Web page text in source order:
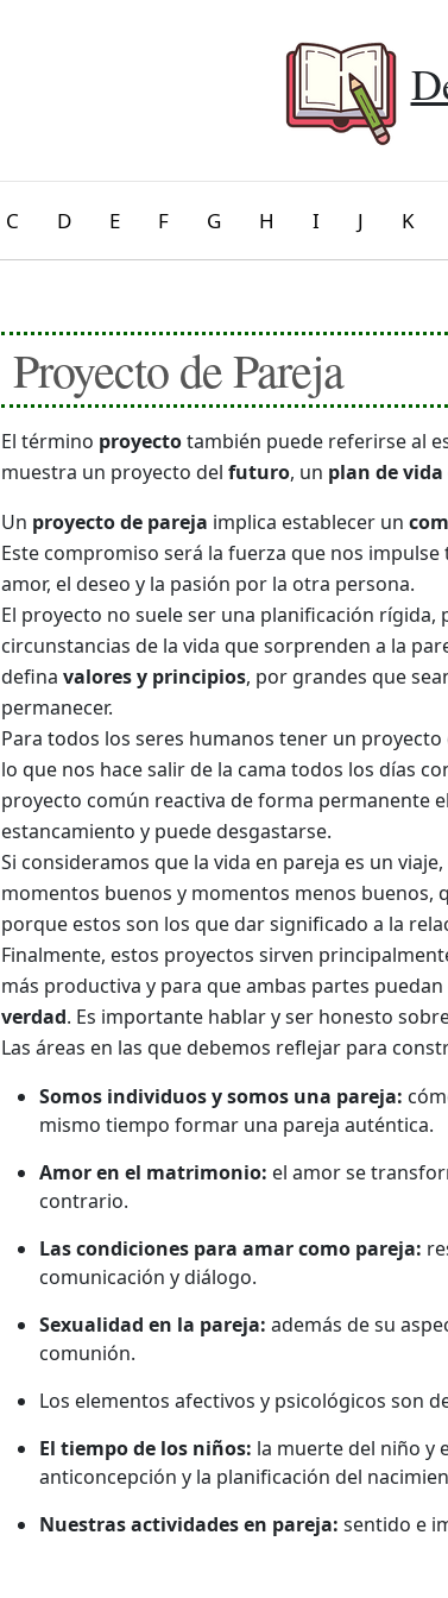
C D E F G H I J K
Proyecto de Pareja
El término proyectotambién puede referirse al
muestra un proyecto del futuro, un plan de
Un proyecto de pareja implica establecer un
Este compromiso será la fuerza que nos
amor, el deseo y la pasión por la otra persona.
El proyecto no suele ser una planificación rígida,
circunstancias de la vida que sorprenden a la
defina valores y principios, por grandes que
permanecer.
Para todos los seres humanos tener un
lo que nos hace salir de la cama todos los días
proyecto común reactiva de forma permanente el
estancamiento y puede desgastarse.
Si consideramos que la vida en pareja es un
momentos buenos y momentos menos buenos,
porque estos son los que dar significado a la
Finalmente, estos proyectos sirven
más productiva y para que ambas partes
verdad. Es importante hablar y ser honesto
Las áreas en las que debemos reflejar para
Somos individuos y somos una pareja:
mismo tiempo formar una pareja auténtica.
Amor en el matrimonio: el amor se
contrario.
Las condiciones para amar como pareja:
comunicación y diálogo.
Sexualidad en la pareja: además de su
comunión.
Los elementos afectivos y psicológicos son
El tiempo de los niños: la muerte del niño y
anticoncepción y la planificación del
Nuestras actividades en pareja: sentido e